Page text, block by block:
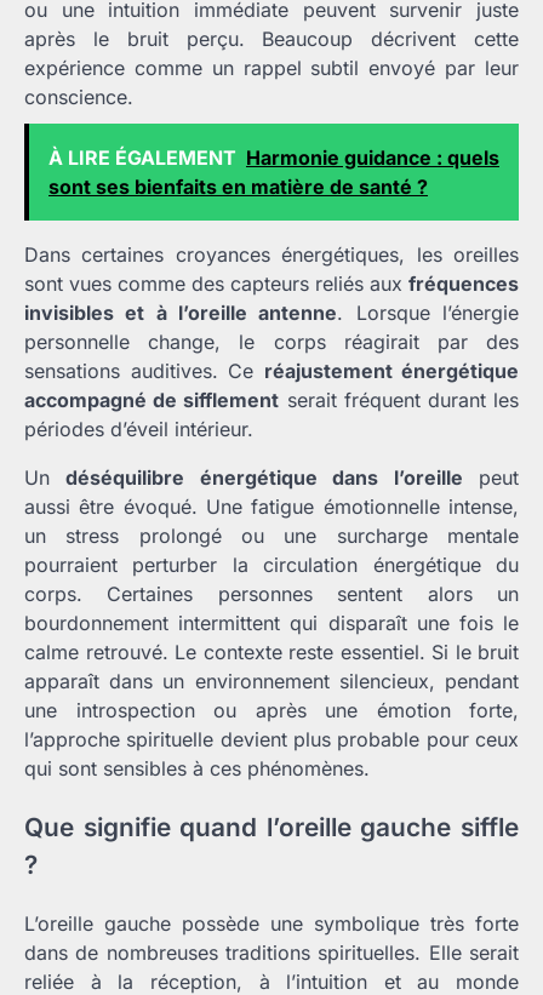
ou une intuition immédiate peuvent survenir juste
après le bruit perçu. Beaucoup décrivent cette
expérience comme un rappel subtil envoyé par leur
conscience.
À LIRE ÉGALEMENT Harmonie guidance : quels
sont ses bienfaits en matière de santé ?
Dans certaines croyances énergétiques, les oreilles
sont vues comme des capteurs reliés aux fréquences
invisibles et à l’oreille antenne. Lorsque l’énergie
personnelle change, le corps réagirait par des
sensations auditives. Ce réajustement énergétique
accompagné de sifflement serait fréquent durant les
périodes d’éveil intérieur.
Undéséquilibre énergétique dans l’oreille peut
aussi être évoqué. Une fatigue émotionnelle intense,
un stress prolongé ou une surcharge mentale
pourraient perturber la circulation énergétique du
corps. Certaines personnes sentent alors un
bourdonnement intermittent qui disparaît une fois le
calme retrouvé. Le contexte reste essentiel. Si le bruit
apparaît dans un environnement silencieux, pendant
une introspection ou après une émotion forte,
l’approche spirituelle devient plus probable pour ceux
qui sont sensibles à ces phénomènes.
Que signifie quand l’oreille gauche siffle
?
L’oreille gauche possède une symbolique très forte
dans de nombreuses traditions spirituelles. Elle serait
reliée à la réception, à l’intuition et au monde